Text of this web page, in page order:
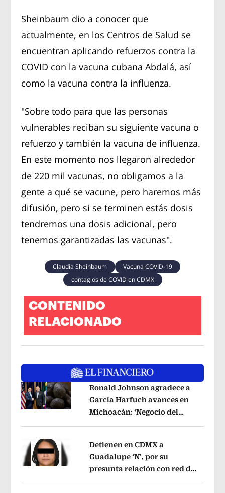
Sheinbaum dio a conocer que
actualmente, en los Centros de Salud se
encuentran aplicando refuerzos contra la
COVID con la vacuna cubana Abdalá, así
como la vacuna contra la influenza.
"Sobre todo para que las personas
vulnerables reciban su siguiente vacuna o
refuerzo y también la vacuna de influenza.
En este momento nos llegaron alrededor
de 220 mil vacunas, no obligamos a la
gente a qué se vacune, pero haremos más
difusión, pero si se terminen estás dosis
tendremos una dosis adicional, pero
tenemos garantizadas las vacunas".
Claudia Sheinbaum
Vacuna COVID-19
contagios de COVID en CDMX
CONTENIDO
RELACIONADO
Opens in new window
Ronald Johnson agradece a
García Harfuch avances en
Michoacán: ‘Negocio del
Opens in new window
Detienen en CDMX a
Guadalupe ‘N’, por su
presunta relación con red de